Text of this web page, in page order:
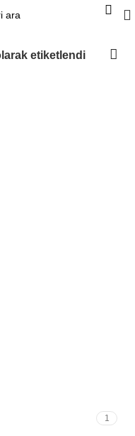
1
etiketlendi